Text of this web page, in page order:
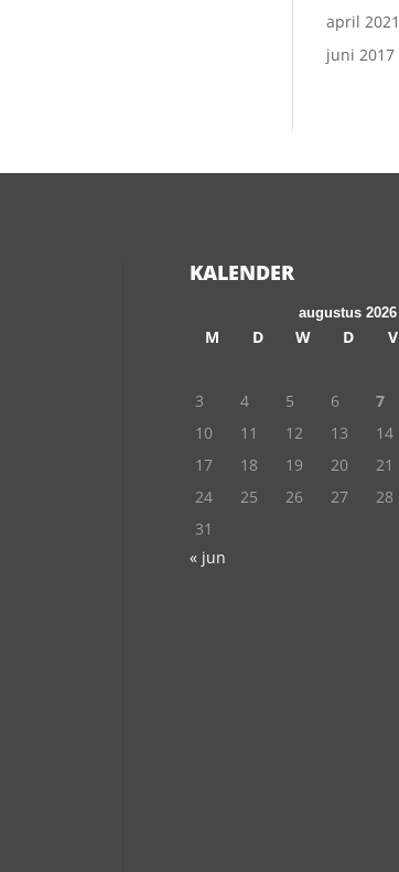
april 2021
juni 2017
KALENDER
augustus 2026
M D W D V
3
4 5 6 7
10
11 12 13 14
17
18 19 20 21
24
25 26 27 28
31
« jun